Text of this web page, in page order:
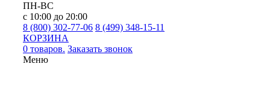
ПН-ВС
с 10:00 до 20:00
8 (800) 302-77-06 8 (499) 348-15-11
КОРЗИНА
0 товаров. Заказать звонок
Меню